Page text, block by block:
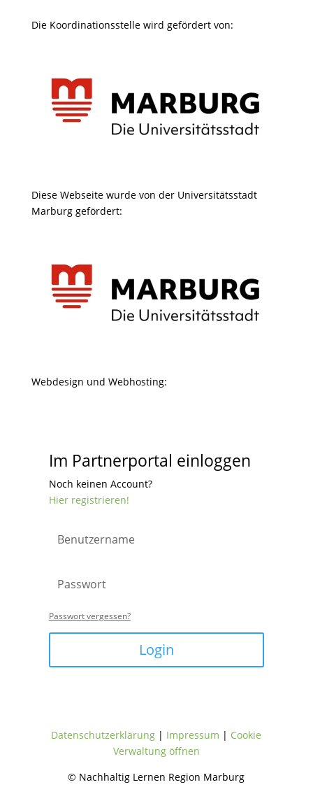
Die Koordinationsstelle wird gefördert von:
Diese Webseite wurde von der Universitätsstadt
Marburg gefördert:
Webdesign und Webhosting:
Im Partnerportal einloggen
Noch keinen Account?
Hier registrieren!
Passwort vergessen?
Login
Datenschutzerklärung | Impressum | Cookie
Verwaltung öffnen
© Nachhaltig Lernen Region Marburg